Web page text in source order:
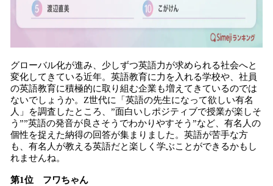
グローバル化が進み、少しずつ英語力が求められる社会へと
変化してきている近年。英語教育に力を入れる学校や、社員
の英語教育に積極的に取り組む企業も増えてきているのでは
ないでしょうか。Z世代に「英語の先生になって欲しい有名
人」を調査したところ、”面白いしポジティブで授業が楽しそ
う””英語の発音が良さそうでわかりやすそう”など、有名人の
個性を捉えた納得の回答が集まりました。英語が苦手な方
も、有名人が教える英語だと楽しく学ぶことができるかもし
れませんね。
第1位 フワちゃん